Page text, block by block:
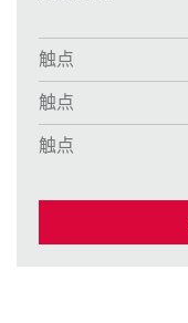
触点
触点
触点